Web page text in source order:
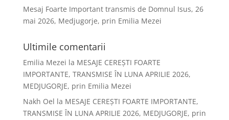
Mesaj Foarte Important transmis de Domnul Isus, 26
mai 2026, Medjugorje, prin Emilia Mezei
Ultimile comentarii
Emilia Mezei la MESAJE CEREȘTI FOARTE
IMPORTANTE, TRANSMISE ÎN LUNA APRILIE 2026,
MEDJUGORJE, prin Emilia Mezei
Nakh Oel la MESAJE CEREȘTI FOARTE IMPORTANTE,
TRANSMISE ÎN LUNA APRILIE 2026, MEDJUGORJE, prin